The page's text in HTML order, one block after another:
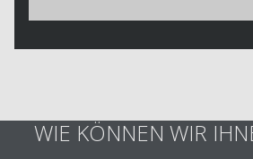
WIE KÖNNEN WIR